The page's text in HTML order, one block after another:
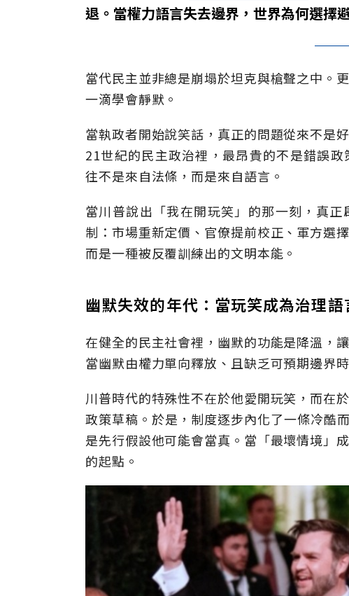
退。當權力語言失去邊界，世界為何選擇
當代民主並非總是崩塌於坦克與槍聲之中。
一滴學會靜默。
當執政者開始說笑話，真正的問題從來不是
21世紀的民主政治裡，最昂貴的不是錯誤
往不是來自法條，而是來自語言。
當川普說出「我在開玩笑」的那一刻，真
制：市場重新定價、官僚提前校正、軍方選
而是一種被反覆訓練出的文明本能。
幽默失效的年代：當玩笑成為治理語
在健全的民主社會裡，幽默的功能是降溫，
當幽默由權力單向釋放、且缺乏可預期邊界
川普時代的特殊性不在於他愛開玩笑，而在
政策草稿。於是，制度逐步內化了一條冷
是先行假設他可能會當真。當「最壞情境」
的起點。